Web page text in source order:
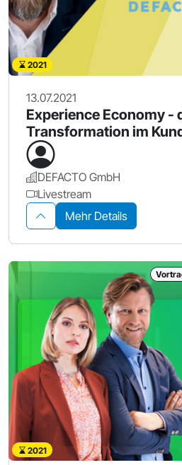
2021
13.07.2021
Experience Economy -
Transformation im
DEFACTO GmbH
Livestream
Mehr Details
2021